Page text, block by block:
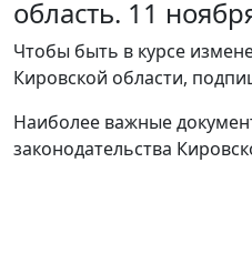
область. 11
Чтобы быть в курсе
Кировской области,
Наиболее важные
законодательства